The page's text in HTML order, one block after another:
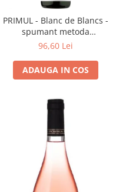
PRIMUL - Blanc de Blancs -
spumant metoda
tradițională
96,60 Lei
ADAUGA IN COS